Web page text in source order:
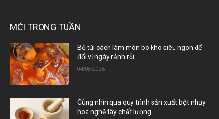
MỚI TRONG TUẦN
Bỏ túi cách làm món bò kho siêu ngon để
đổi vị ngày rảnh rỗi
04/08/2026
Cùng nhìn qua quy trình sản xuất bột nhụy
hoa nghệ tây chất lượng